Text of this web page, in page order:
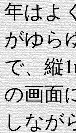
年はよ
がゆら
で、縦
の画面
しなが